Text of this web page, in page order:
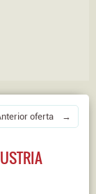
oferta →